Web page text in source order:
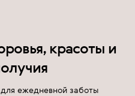
красоты и
ежедневной заботы